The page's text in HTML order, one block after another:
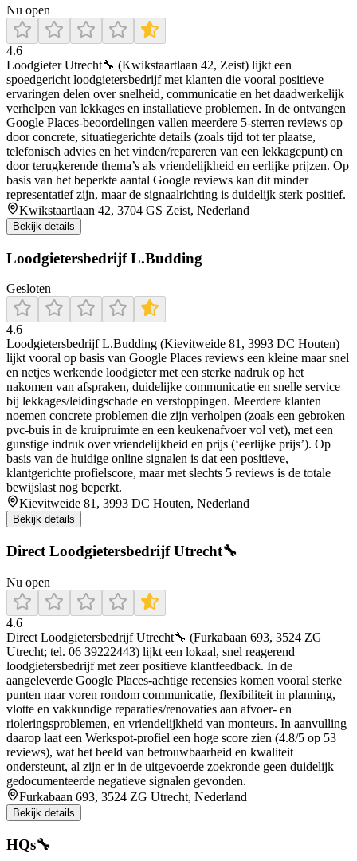
Nu open
4.6
Loodgieter Utrecht🔧 (Kwikstaartlaan 42, Zeist) lijkt een
spoedgericht loodgietersbedrijf met klanten die vooral positieve
ervaringen delen over snelheid, communicatie en het daadwerkelijk
verhelpen van lekkages en installatieve problemen. In de ontvangen
Google Places-beoordelingen vallen meerdere 5-sterren reviews op
door concrete, situatiegerichte details (zoals tijd tot ter plaatse,
telefonisch advies en het vinden/repareren van een lekkagepunt) en
door terugkerende thema’s als vriendelijkheid en eerlijke prijzen. Op
basis van het beperkte aantal Google reviews kan dit minder
representatief zijn, maar de signaalrichting is duidelijk sterk positief.
Kwikstaartlaan 42, 3704 GS Zeist, Nederland
Bekijk details
Loodgietersbedrijf L.Budding
Gesloten
4.6
Loodgietersbedrijf L.Budding (Kievitweide 81, 3993 DC Houten)
lijkt vooral op basis van Google Places reviews een kleine maar snel
en netjes werkende loodgieter met een sterke nadruk op het
nakomen van afspraken, duidelijke communicatie en snelle service
bij lekkages/leidingschade en verstoppingen. Meerdere klanten
noemen concrete problemen die zijn verholpen (zoals een gebroken
pvc-buis in de kruipruimte en een keukenafvoer vol vet), met een
gunstige indruk over vriendelijkheid en prijs (‘eerlijke prijs’). Op
basis van de huidige online signalen is dat een positieve,
klantgerichte profielscore, maar met slechts 5 reviews is de totale
bewijslast nog beperkt.
Kievitweide 81, 3993 DC Houten, Nederland
Bekijk details
Direct Loodgietersbedrijf Utrecht🔧
Nu open
4.6
Direct Loodgietersbedrijf Utrecht🔧 (Furkabaan 693, 3524 ZG
Utrecht; tel. 06 39222443) lijkt een lokaal, snel reagerend
loodgietersbedrijf met zeer positieve klantfeedback. In de
aangeleverde Google Places-achtige recensies komen vooral sterke
punten naar voren rondom communicatie, flexibiliteit in planning,
vlotte en vakkundige reparaties/renovaties aan afvoer- en
rioleringsproblemen, en vriendelijkheid van monteurs. In aanvulling
daarop laat een Werkspot-profiel een hoge score zien (4.8/5 op 53
reviews), wat het beeld van betrouwbaarheid en kwaliteit
ondersteunt, al zijn er in de uitgevoerde zoekronde geen duidelijk
gedocumenteerde negatieve signalen gevonden.
Furkabaan 693, 3524 ZG Utrecht, Nederland
Bekijk details
HQs🔧